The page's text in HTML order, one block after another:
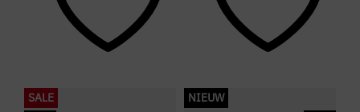
SALE NIEUW